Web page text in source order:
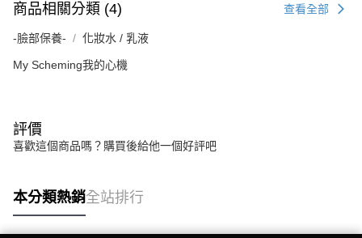
商品相關分類 (4) 查看全部
-臉部保養- 化妝水 / 乳液
My Scheming我的心機
評價
喜歡這個商品嗎？購買後給他一個好評吧
本分類熱銷全站排行